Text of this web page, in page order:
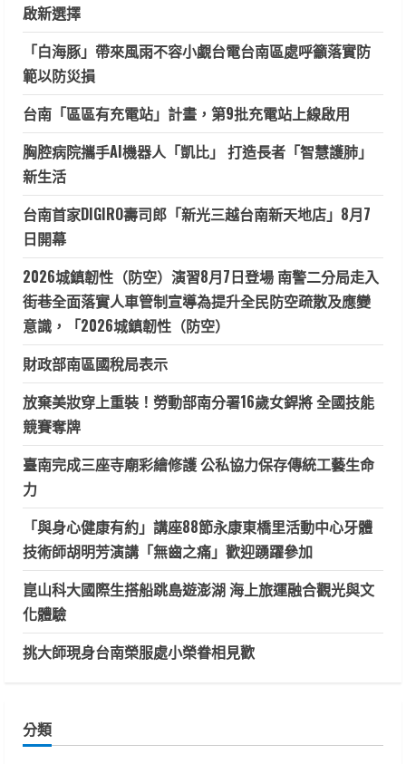
啟新選擇
「白海豚」帶來風雨不容小覷台電台南區處呼籲落實防
範以防災損
台南「區區有充電站」計畫，第9批充電站上線啟用
胸腔病院攜手AI機器人「凱比」 打造長者「智慧護肺」
新生活
台南首家DIGIRO壽司郎「新光三越台南新天地店」8月7
日開幕
2026城鎮韌性（防空）演習8月7日登場 南警二分局走入
街巷全面落實人車管制宣導為提升全民防空疏散及應變
意識，「2026城鎮韌性（防空）
財政部南區國稅局表示
放棄美妝穿上重裝！勞動部南分署16歲女銲將 全國技能
競賽奪牌
臺南完成三座寺廟彩繪修護 公私協力保存傳統工藝生命
力
「與身心健康有約」講座88節永康東橋里活動中心牙體
技術師胡明芳演講「無齒之痛」歡迎踴躍參加
崑山科大國際生搭船跳島遊澎湖 海上旅運融合觀光與文
化體驗
挑大師現身台南榮服處小榮眷相見歡
分類